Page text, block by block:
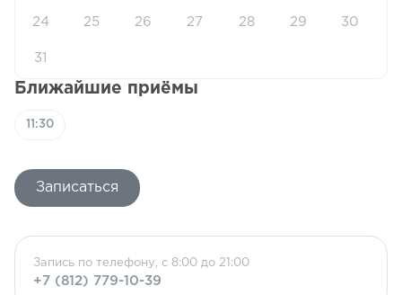
24 25 26 27 28 29 30
31
Ближайшие приёмы
11:30
Записаться
Запись по телефону, с 8:00 до 21:00
+7 (812) 779-10-39